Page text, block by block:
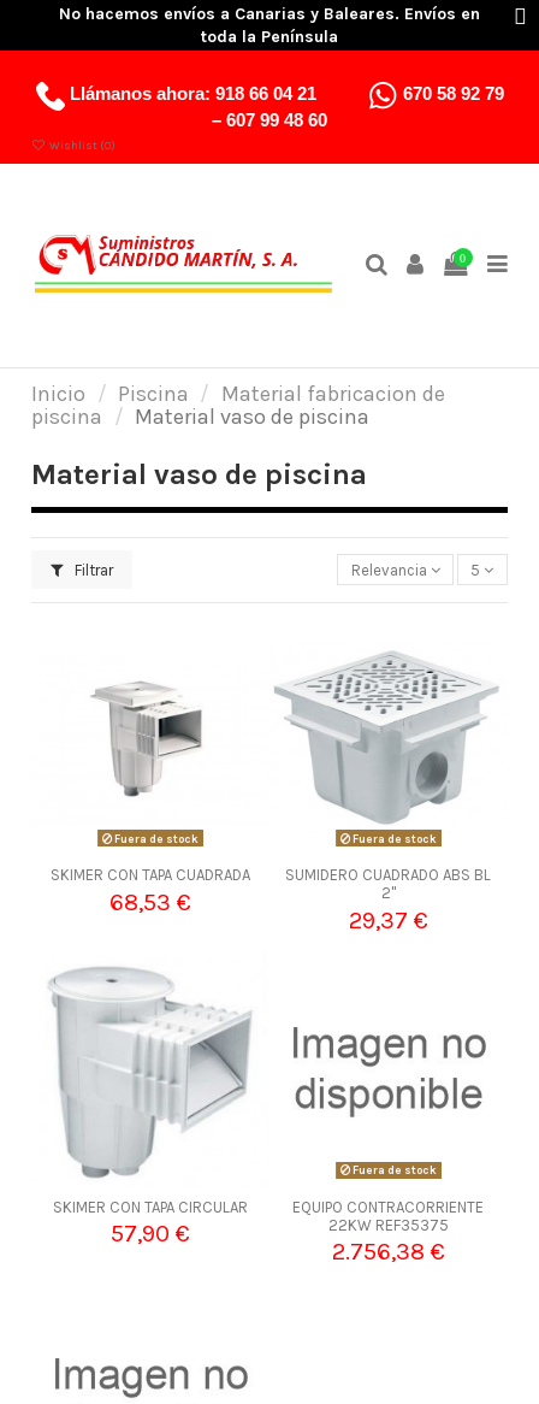
No hacemos envíos a Canarias y Baleares. Envíos en
toda la Península
Llámanos ahora: 918 66 04 21
670 58 92 79
– 607 99 48 60
Wishlist (0)
0
Inicio Piscina
Material fabricacion de
piscina
Material vaso de piscina
Material vaso de piscina
Filtrar Relevancia 5
Fuera de stock
SKIMER CON TAPA CUADRADA
68,53 €
Fuera de stock
SUMIDERO CUADRADO ABS BL
2"
29,37 €
SKIMER CON TAPA CIRCULAR
57,90 €
Fuera de stock
EQUIPO CONTRACORRIENTE
22KW REF35375
2.756,38 €